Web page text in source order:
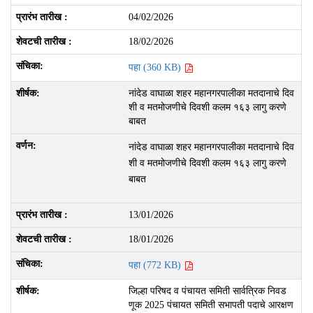
04/02/2026
18/02/2026
पहा (360 KB)
नांदेड वाघाळा शहर महानगरपालीका मतदानाचे दिव
शी व मतमोजणीचे दिवशी कलम १६३ लागु करणे
बाबत
नांदेड वाघाळा शहर महानगरपालीका मतदानाचे दिव
शी व मतमोजणीचे दिवशी कलम १६३ लागु करणे
बाबत
13/01/2026
18/01/2026
पहा (772 KB)
जिल्हा परिषद व पंचायत समिती सार्वत्रिक निवड
णूक 2025 पंचायत समिती सभापती पदाचे आरक्षण